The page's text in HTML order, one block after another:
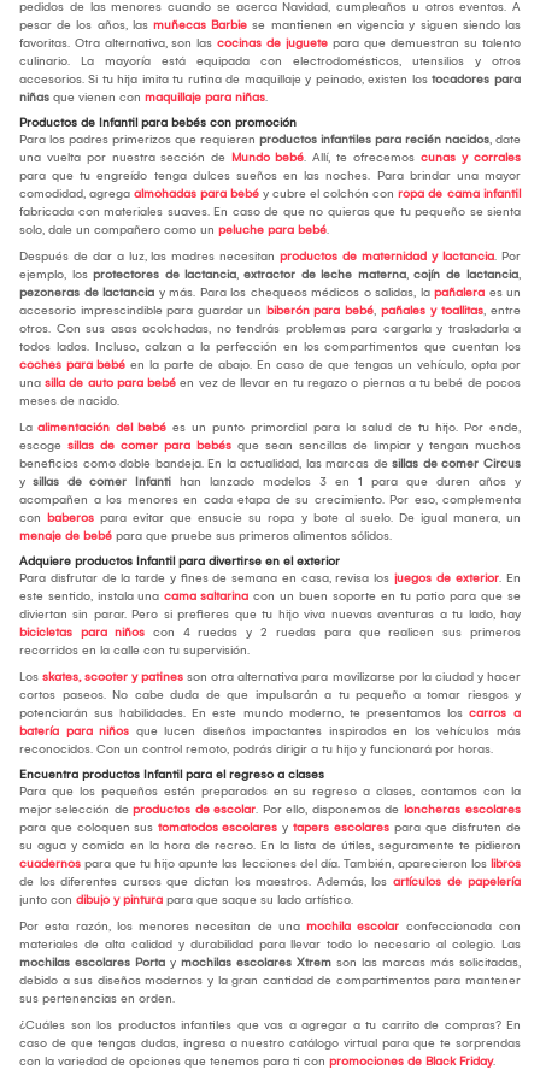
pedidos de las menores cuando se acerca Navidad, cumpleaños u otros eventos. A
pesar de los años, las muñecas Barbie se mantienen en vigencia y siguen siendo las
favoritas. Otra alternativa, son las cocinas de juguete para que demuestran su talento
culinario. La mayoría está equipada con electrodomésticos, utensilios y otros
accesorios. Si tu hija imita tu rutina de maquillaje y peinado, existen los tocadores para
niñas que vienen con maquillaje para niñas.
Productos de Infantil para bebés con promoción
Para los padres primerizos que requieren productos infantiles para recién nacidos, date
una vuelta por nuestra sección de Mundo bebé. Allí, te ofrecemos cunas y corrales
para que tu engreído tenga dulces sueños en las noches. Para brindar una mayor
comodidad, agrega almohadas para bebé y cubre el colchón con ropa de cama infantil
fabricada con materiales suaves. En caso de que no quieras que tu pequeño se sienta
solo, dale un compañero como un peluche para bebé.
Después de dar a luz, las madres necesitan productos de maternidad y lactancia. Por
ejemplo, los protectores de lactancia, extractor de leche materna, cojín de lactancia,
pezoneras de lactancia y más. Para los chequeos médicos o salidas, la pañalera es un
accesorio imprescindible para guardar un biberón para bebé, pañales y toallitas, entre
otros. Con sus asas acolchadas, no tendrás problemas para cargarla y trasladarla a
todos lados. Incluso, calzan a la perfección en los compartimentos que cuentan los
coches para bebé en la parte de abajo. En caso de que tengas un vehículo, opta por
una silla de auto para bebé en vez de llevar en tu regazo o piernas a tu bebé de pocos
meses de nacido.
La alimentación del bebé es un punto primordial para la salud de tu hijo. Por ende,
escoge sillas de comer para bebés que sean sencillas de limpiar y tengan muchos
beneficios como doble bandeja. En la actualidad, las marcas de sillas de comer Circus
y sillas de comer Infanti han lanzado modelos 3 en 1 para que duren años y
acompañen a los menores en cada etapa de su crecimiento. Por eso, complementa
con baberos para evitar que ensucie su ropa y bote al suelo. De igual manera, un
menaje de bebé para que pruebe sus primeros alimentos sólidos.
Adquiere productos Infantil para divertirse en el exterior
Para disfrutar de la tarde y fines de semana en casa, revisa los juegos de exterior. En
este sentido, instala una cama saltarina con un buen soporte en tu patio para que se
diviertan sin parar. Pero si prefieres que tu hijo viva nuevas aventuras a tu lado, hay
bicicletas para niños con 4 ruedas y 2 ruedas para que realicen sus primeros
recorridos en la calle con tu supervisión.
Los skates, scooter y patines son otra alternativa para movilizarse por la ciudad y hacer
cortos paseos. No cabe duda de que impulsarán a tu pequeño a tomar riesgos y
potenciarán sus habilidades. En este mundo moderno, te presentamos los carros a
batería para niños que lucen diseños impactantes inspirados en los vehículos más
reconocidos. Con un control remoto, podrás dirigir a tu hijo y funcionará por horas.
Encuentra productos Infantil para el regreso a clases
Para que los pequeños estén preparados en su regreso a clases, contamos con la
mejor selección de productos de escolar. Por ello, disponemos de loncheras escolares
para que coloquen sus tomatodos escolares y tapers escolares para que disfruten de
su agua y comida en la hora de recreo. En la lista de útiles, seguramente te pidieron
cuadernos para que tu hijo apunte las lecciones del día. También, aparecieron los libros
de los diferentes cursos que dictan los maestros. Además, los artículos de papelería
junto con dibujo y pintura para que saque su lado artístico.
Por esta razón, los menores necesitan de una mochila escolar confeccionada con
materiales de alta calidad y durabilidad para llevar todo lo necesario al colegio. Las
mochilas escolares Porta y mochilas escolares Xtrem son las marcas más solicitadas,
debido a sus diseños modernos y la gran cantidad de compartimentos para mantener
sus pertenencias en orden.
¿Cuáles son los productos infantiles que vas a agregar a tu carrito de compras? En
caso de que tengas dudas, ingresa a nuestro catálogo virtual para que te sorprendas
con la variedad de opciones que tenemos para ti con promociones de Black Friday.